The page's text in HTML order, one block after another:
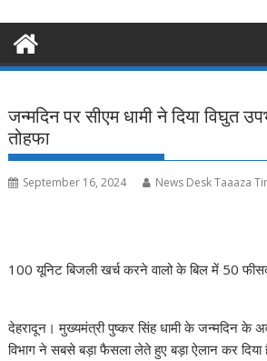
जन्मदिन पर सीएम धामी ने दिया विघुत
तोहफा
September 16, 2024 News Desk Taaaza
100 यूनिट बिजली खर्च करने वालो के बिल में 50
देहरादून। मुख्यमंत्री पुष्कर सिंह धामी के जन्मदिन के
विभाग ने सबसे बड़ा फैसला लेते हुए बड़ा ऐलान कर